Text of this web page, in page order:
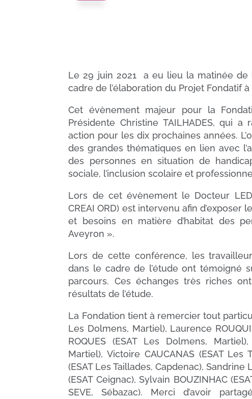
Le 29 juin 2021 a eu lieu la matinée
cadre de l’élaboration du Projet Fondatif
Cet évènement majeur pour la
Présidente Christine TAILHADES, qui
action pour les dix prochaines années.
des grandes thématiques en lien avec
des personnes en situation de
sociale, l’inclusion scolaire et
Lors de cet évènement le Docteur
CREAI ORD) est intervenu afin
et besoins en matière d’habitat des
Aveyron ».
Lors de cette conférence, les
dans le cadre de l’étude ont témoigné
parcours. Ces échanges très riches
résultats de l’étude.
La Fondation tient à remercier tout
Les Dolmens, Martiel), Laurence
ROQUES (ESAT Les Dolmens,
Martiel), Victoire CAUCANAS (ESAT Les
(ESAT Les Taillades, Capdenac), Sandrine
(ESAT Ceignac), Sylvain BOUZINHAC
SEVE, Sébazac). Merci d’avoir